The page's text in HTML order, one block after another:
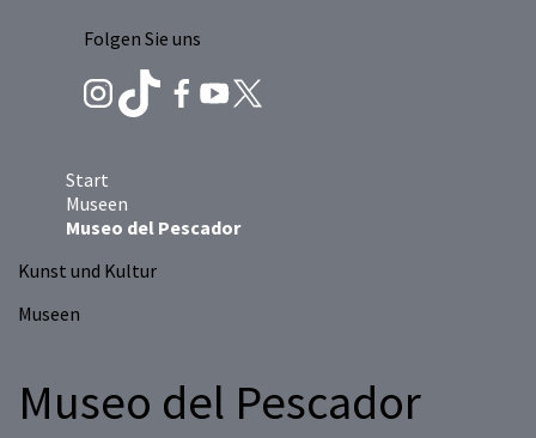
Folgen Sie uns
Start
Museen
Museo del Pescador
Kunst und Kultur
Museen
Museo del Pescador